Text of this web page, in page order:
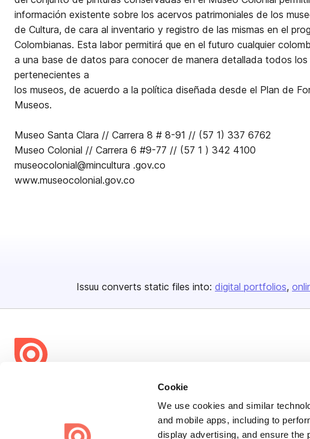
Cookie
We use cookies and similar
and mobile apps, including to
display advertising, and ensure the
información existente sobre los acervos patrimoniales de los
de Cultura, de cara al inventario y registro de las mismas en el
Colombianas. Esta labor permitirá que en el futuro cualquier
a una base de datos para conocer de manera detallada todos
pertenecientes a
los museos, de acuerdo a la política diseñada desde el Plan de
Museos.
Museo Santa Clara // Carrera 8 # 8-91 // (57 1) 337 6762
Museo Colonial // Carrera 6 #9-77 // (57 1 ) 342 4100
museocolonial@mincultura .gov.co
www.museocolonial.gov.co
Issuu converts static files into: digital portfolios
share everywhere.
Issuu turns PDFs and other files into interactive flipbooks and